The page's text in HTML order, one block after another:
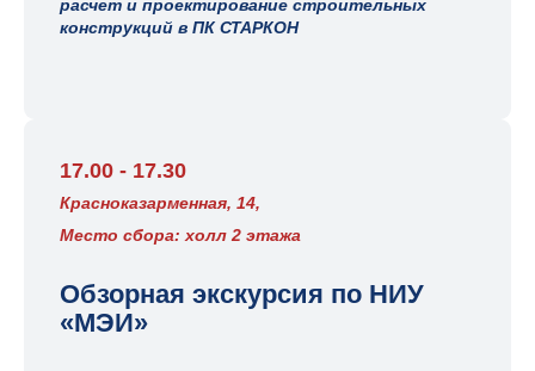
расчет и проектирование строительных
конструкций в ПК СТАРКОН
17.00 - 17.30
Красноказарменная, 14,
Место сбора: холл 2 этажа
Обзорная экскурсия по НИУ
«МЭИ»